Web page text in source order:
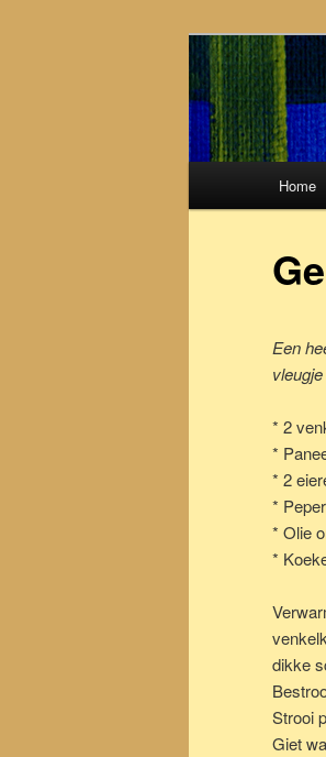
Spring
Spring
Home
Een
* 2
*
* 2
*
* Olie
*
dikke
Strooi
Giet